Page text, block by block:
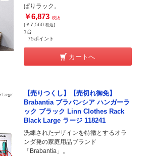
ぱりラック。
￥6,873 税抜
(￥7,560 税込)
1台
75ポイント
カートへ
【売りつくし】【売切れ御免】
Brabantia ブラバンシア ハンガーラ
ック ブラック Linn Clothes Rack
Black Large ラージ 118241
洗練されたデザインを特徴とするオラ
ンダ発の家庭用品ブランド
「Brabantia」。